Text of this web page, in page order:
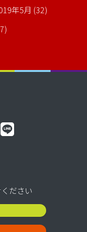
年5月 (32)
ださい
ケジュール